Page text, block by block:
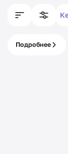
Подробнее